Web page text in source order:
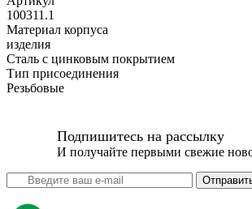
100311.1
Материал корпуса
изделия
Сталь с цинковым покрытием
Тип присоединения
Резьбовые
Подпишитесь на рассылку
И получайте первыми свежие